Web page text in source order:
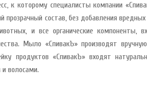
к которому специалисты компании
состав, без добавления
и все органические компоненты,
Мыло «СпивакЪ» производят
продуктов «СпивакЪ» входят
волосами.